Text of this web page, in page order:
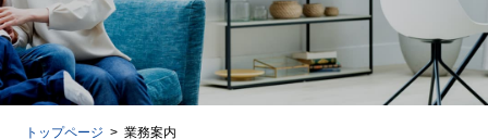
トップページ 業務案内